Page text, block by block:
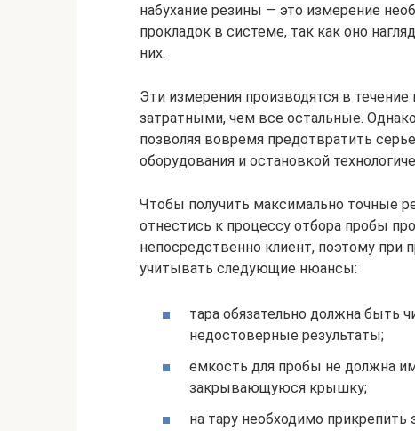
набухание резины — это измерение
прокладок в системе, так как оно
них.
Эти измерения производятся в
затратными, чем все остальные.
позволяя вовремя предотвратить
оборудования и остановкой
Чтобы получить максимально точные
отнестись к процессу отбора пробы
непосредственно клиент, поэтому при
учитывать следующие нюансы:
тара обязательно должна быть
недостоверные результаты;
емкость для пробы не должна
закрывающуюся крышку;
на тару необходимо